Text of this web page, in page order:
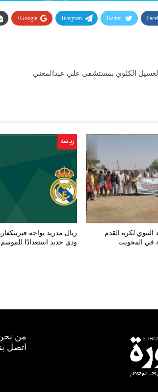
Twitter
Telegram
Google+
الكلوي بمستشفى علي عبدالمغني
النبوي لكرة القدم
في المحويت
رياضة
ريال مدريد يواجه
ودي جديد استعدادًا
من
اتصل